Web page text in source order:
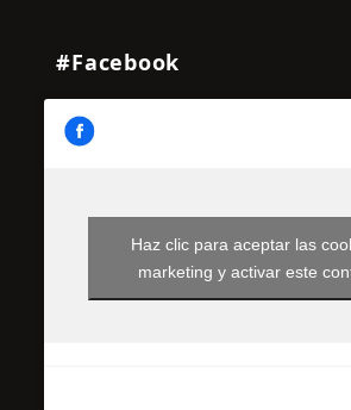
#Facebook
Haz clic para aceptar las
marketing y activar este